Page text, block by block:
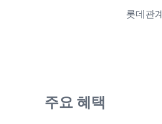
롯데관
주요 혜택